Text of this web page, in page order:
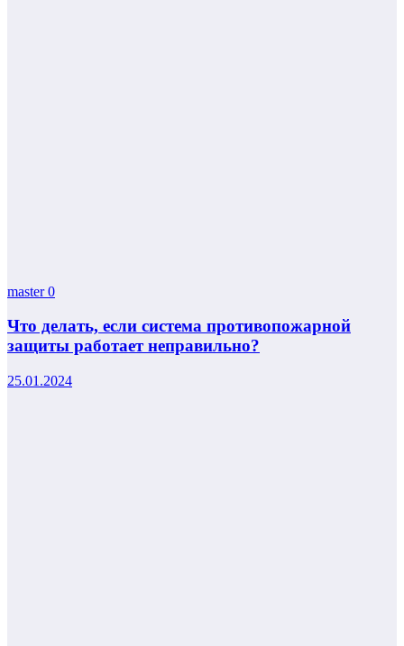
master0
Что делать, если система противопожарной
защиты работает неправильно?
25.01.2024